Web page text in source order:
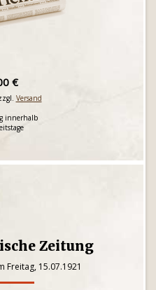
€
Versand
innerhalb
Zeitung
Freitag, 15.07.1921